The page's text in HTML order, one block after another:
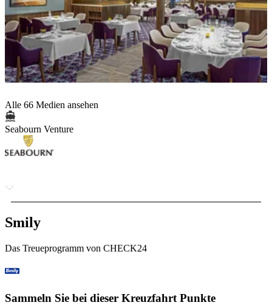
Alle 66 Medien ansehen
Seabourn Venture
Smily
Das Treueprogramm von CHECK24
Sammeln Sie bei dieser Kreuzfahrt Punkte